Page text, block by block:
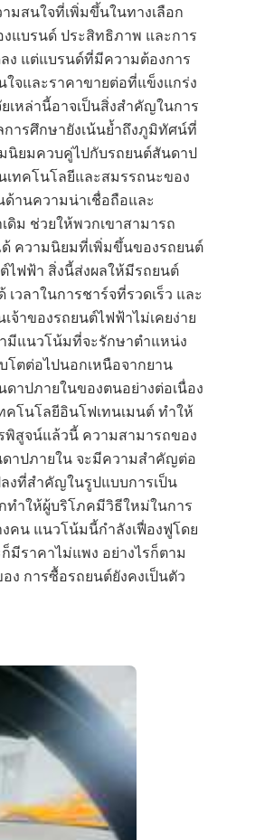
มสนใจที่เพิ่มขึ้นในทางเลือก
แบรนด์ ประสิทธิภาพ และการ
ง แต่แบรนด์ที่มีความต้องการ
จและราคาขายต่อที่แข็งแกร่ง
หล่านี้อาจเป็นสิ่งสำคัญในการ
ารศึกษายังเน้นย้ำถึงภูมิทัศน์ที่
นิยมควบคู่ไปกับรถยนต์สันดาป
เทคโนโลยีและสมรรถนะของ
ด้านความน่าเชื่อถือและ
ม ช่วยให้พวกเขาสามารถ
ความนิยมที่เพิ่มขึ้นของรถยนต์
ไฟฟ้า สิ่งนี้ส่งผลให้มีรถยนต์
ลาในการชาร์จที่รวดเร็ว และ
าของรถยนต์ไฟฟ้าไม่เคยง่าย
มีแนวโน้มที่จะรักษาตำแหน่ง
โตต่อไปนอกเหนือจากยาน
ปภายในของตนอย่างต่อเนื่อง
โนโลยีอินโฟเทนเมนต์ ทำให้
พิสูจน์แล้วนี้ ความสามารถของ
าปภายใน จะมีความสำคัญต่อ
งที่สำคัญในรูปแบบการเป็น
ทำให้ผู้บริโภคมีวิธีใหม่ในการ
คน แนวโน้มนี้กำลังเฟื่องฟูโดย
มีราคาไม่แพง อย่างไรก็ตาม
การซื้อรถยนต์ยังคงเป็นตัว